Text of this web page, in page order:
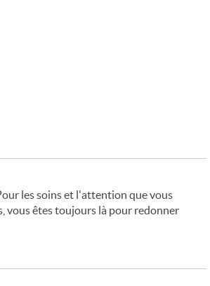
les soins et l'attention que vous
vous êtes toujours là pour redonner